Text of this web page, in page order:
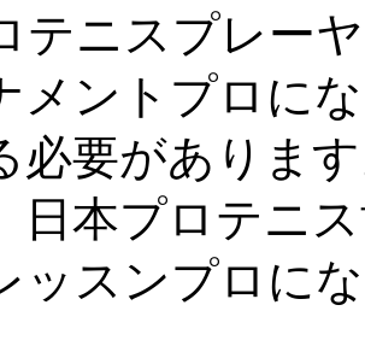
テニスプレー
ントプロに
必要がありま
本プロテニ
ッスンプロに